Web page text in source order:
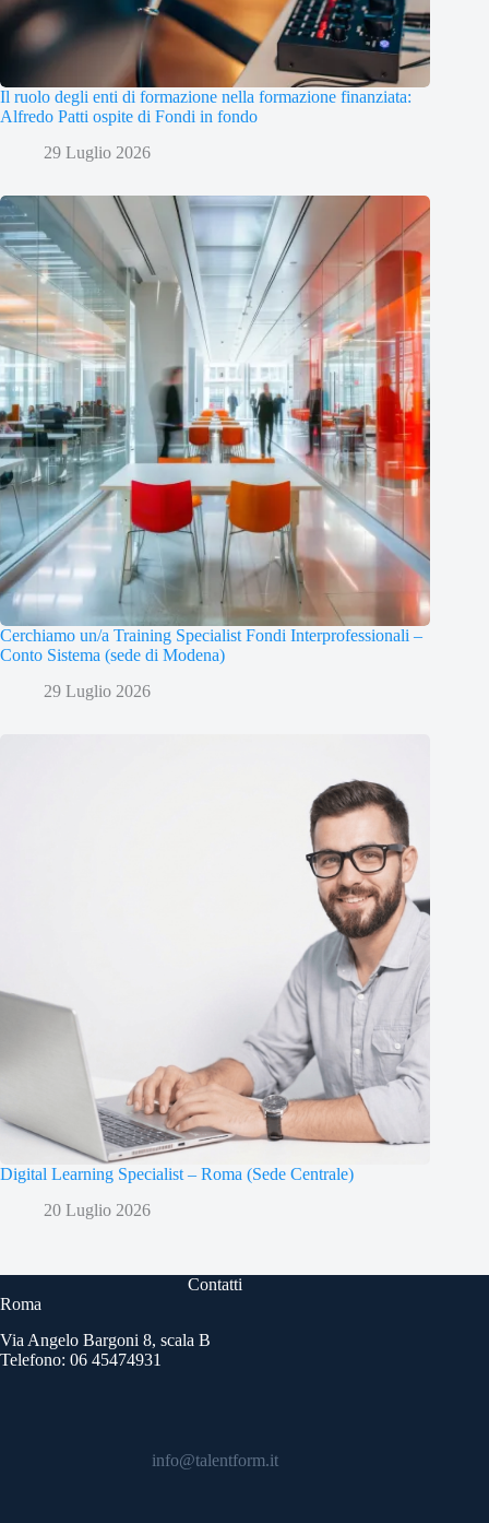
Il ruolo degli enti di formazione nella formazione finanziata:
Alfredo Patti ospite di Fondi in fondo
29 Luglio 2026
Cerchiamo un/a Training Specialist Fondi Interprofessionali –
Conto Sistema (sede di Modena)
29 Luglio 2026
Digital Learning Specialist – Roma (Sede Centrale)
20 Luglio 2026
Contatti
Roma
Via Angelo Bargoni 8, scala B
Telefono: 06 45474931
info@talentform.it